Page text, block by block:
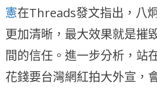
憲在Threads發文指出，八
更加清晰，最大效果就是摧
間的信任。進一步分析，站
花錢要台灣網紅拍大外宣，